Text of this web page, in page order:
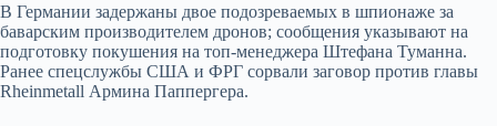
В Германии задержаны двое подозреваемых в шпионаже за
баварским производителем дронов; сообщения указывают на
подготовку покушения на топ-менеджера Штефана Туманна.
Ранее спецслужбы США и ФРГ сорвали заговор против главы
Rheinmetall Армина Паппергера.